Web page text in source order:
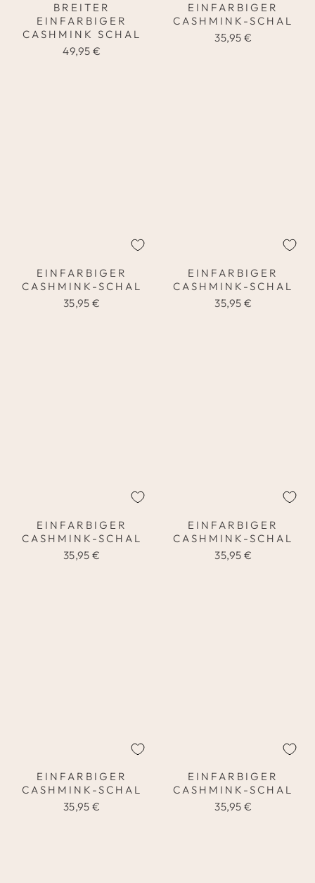
BREITER
EINFARBIGER
CASHMINK SCHAL
49,95 €
EINFARBIGER
CASHMINK-SCHAL
35,95 €
EINFARBIGER
CASHMINK-SCHAL
35,95 €
EINFARBIGER
CASHMINK-SCHAL
35,95 €
EINFARBIGER
CASHMINK-SCHAL
35,95 €
EINFARBIGER
CASHMINK-SCHAL
35,95 €
EINFARBIGER
CASHMINK-SCHAL
35,95 €
EINFARBIGER
CASHMINK-SCHAL
35,95 €